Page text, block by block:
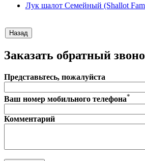
Лук шалот Семейный (Shallot
Заказать обратный
Представьтесь, пожалуйста
Ваш номер мобильного телефона*
Комментарий